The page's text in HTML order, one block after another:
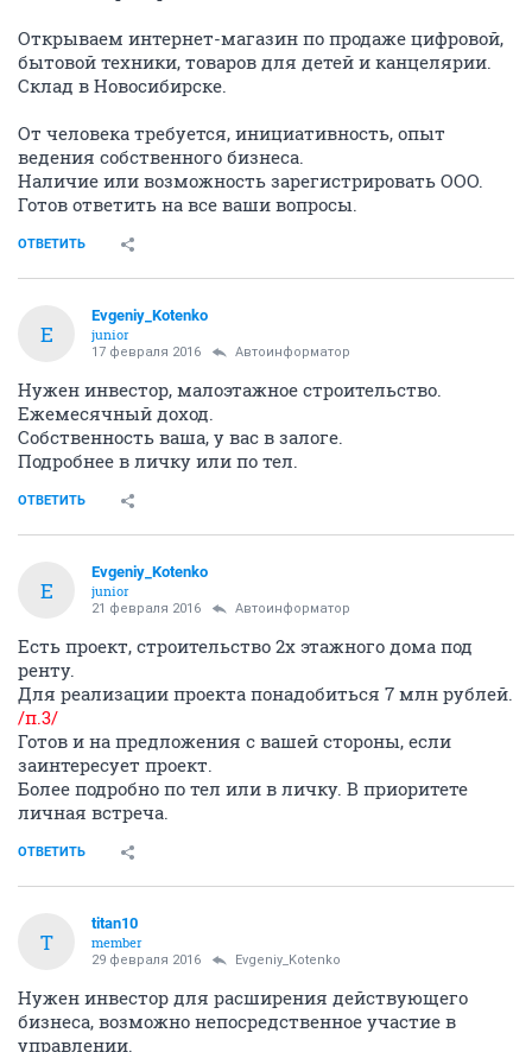
Открываем интернет-магазин по продаже цифровой,
бытовой техники, товаров для детей и канцелярии.
Склад в Новосибирске.
От человека требуется, инициативность, опыт
ведения собственного бизнеса.
Наличие или возможность зарегистрировать ООО.
Готов ответить на все ваши вопросы.
ОТВЕТИТЬ
E
Evgeniy_Kotenko
junior
17 февраля 2016 Автоинформатор
Нужен инвестор, малоэтажное строительство.
Ежемесячный доход.
Собственность ваша, у вас в залоге.
Подробнее в личку или по тел.
ОТВЕТИТЬ
E
Evgeniy_Kotenko
junior
21 февраля 2016 Автоинформатор
Есть проект, строительство 2х этажного дома под
ренту.
Для реализации проекта понадобиться 7 млн рублей.
/п.3/
Готов и на предложения с вашей стороны, если
заинтересует проект.
Более подробно по тел или в личку. В приоритете
личная встреча.
ОТВЕТИТЬ
T
titan10
member
29 февраля 2016 Evgeniy_Kotenko
Нужен инвестор для расширения действующего
бизнеса, возможно непосредственное участие в
управлении.